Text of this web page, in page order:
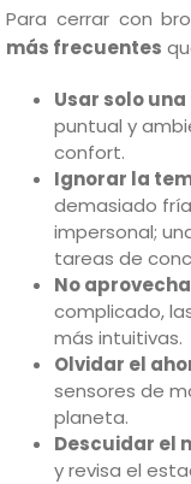
Para cerrar con
más frecuentes
Usar solo
puntual y
confort.
Ignorar la
demasiado
impersonal;
tareas de
No
complicado,
más intuitivas.
Olvidar el
sensores de
planeta.
Descuidar el
y revisa el